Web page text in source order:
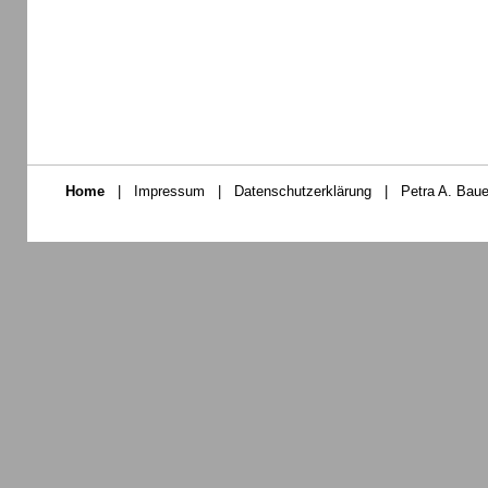
Home | Impressum | Datenschutzerklärung | Petra A.